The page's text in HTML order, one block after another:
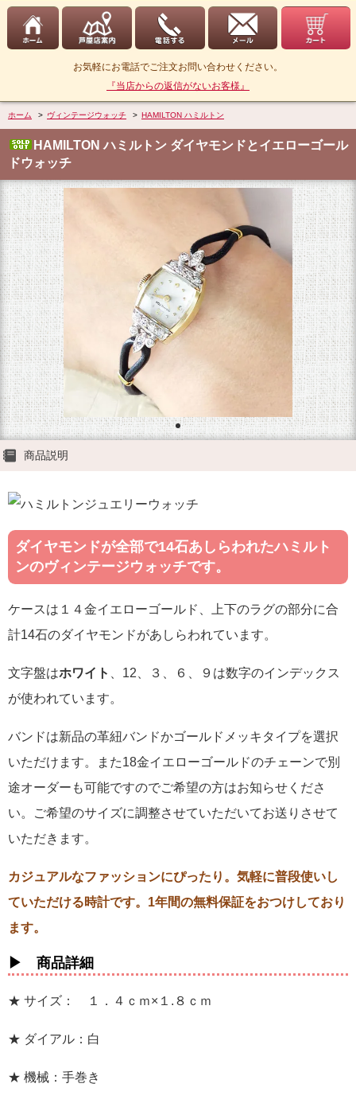
お気軽にお電話でご注文お問い合わせください。
『当店からの返信がないお客様』
ホーム > ヴィンテージウォッチ > HAMILTON ハミルトン
HAMILTON ハミルトン ダイヤモンドとイエローゴール
ドウォッチ
商品説明
ダイヤモンドが全部で14石あしらわれたハミルト
ンのヴィンテージウォッチです。
ケースは１４金イエローゴールド、上下のラグの部分に合
計14石のダイヤモンドがあしらわれています。
文字盤はホワイト
、12、３、６、９は数字のインデックス
が使われています。
バンドは新品の革紐バンドかゴールドメッキタイプを選択
いただけます。また18金イエローゴールドのチェーンで別
途オーダーも可能ですのでご希望の方はお知らせくださ
い。ご希望のサイズに調整させていただいてお送りさせて
いただきます。
カジュアルなファッションにぴったり。気軽に普段使いし
ていただける時計です。1年間の無料保証をおつけしており
ます。
▶ 商品詳細
★ サイズ： １．４ｃｍ×１.８ｃｍ
★ ダイアル：白
★ 機械：手巻き